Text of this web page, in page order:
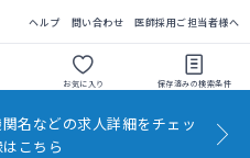
ヘルプ 問い合わせ 医師採用ご担当者様へ
お気に入り 保存済みの検索条件
名などの求人詳細をチェッ
こちら